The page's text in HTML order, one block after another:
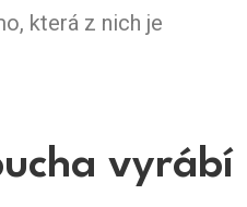
která z nich je
vyrábí